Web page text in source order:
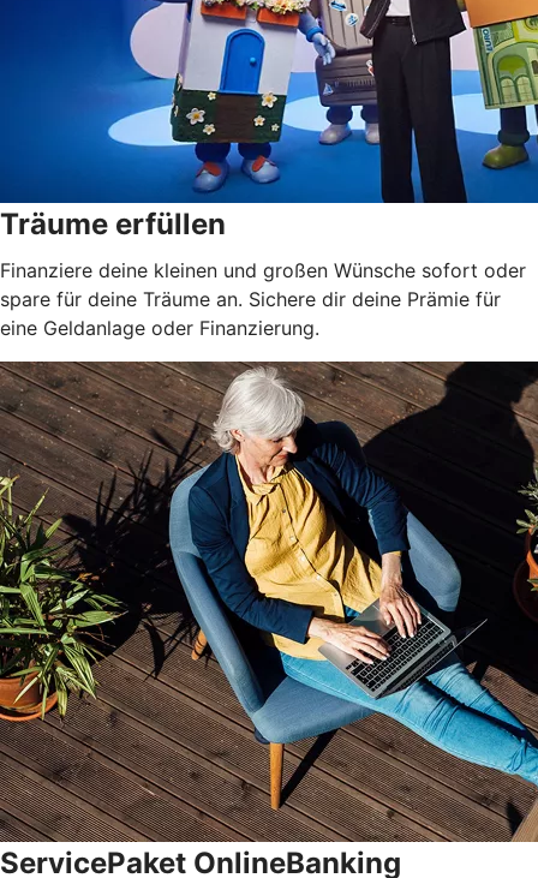
Träume erfüllen
Finanziere deine kleinen und großen Wünsche sofort oder
spare für deine Träume an. Sichere dir deine Prämie für
eine Geldanlage oder Finanzierung.
ServicePaket OnlineBanking